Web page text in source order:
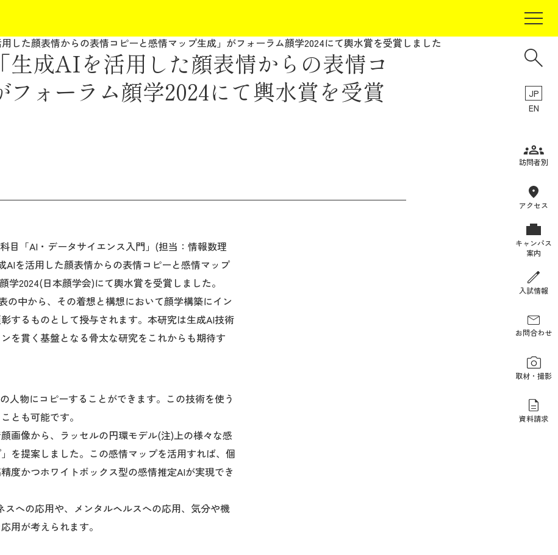
JP
EN
訪問者別
アクセス
キャンパス
案内
入試情報
お問合わせ
取材・撮影
資料請求
した顔表情からの表情コピーと感情マップ生成」がフォーラム顔学2024にて輿水賞を受賞しました
成AIを活用した顔表情からの表情コ
ォーラム顔学2024にて輿水賞を受賞
目「AI・データサイエンス入門」(担当：情報数理
を活用した顔表情からの表情コピーと感情マップ
学2024(日本顔学会)にて輿水賞を受賞しました。
の中から、その着想と構想において顔学構築にイン
するものとして授与されます。本研究は生成AI技術
を貫く基盤となる骨太な研究をこれからも期待す
人物にコピーすることができます。この技術を使う
とも可能です。
画像から、ラッセルの円環モデル(注)上の様々な感
を提案しました。この感情マップを活用すれば、個
度かつホワイトボックス型の感情推定AIが実現でき
への応用や、メンタルヘルスへの応用、気分や機
用が考えられます。